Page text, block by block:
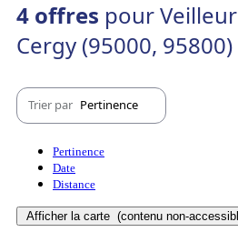
4 offres pour
Cergy (95000, 95800)
Trier par Pertinence
Pertinence
Date
Distance
Afficher la carte (contenu non-